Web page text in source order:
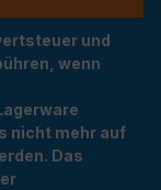
und
wenn
nicht mehr auf
Das